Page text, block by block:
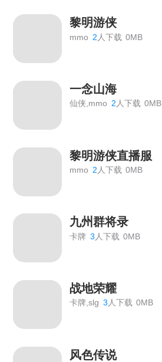
黎明游侠
mmo 2 人下载 0MB
一念山海
仙侠,mmo 2人下载 0MB
黎明游侠直播服
mmo 2 人下载 0MB
九州群将录
卡牌 3 人下载 0MB
战地荣耀
卡牌,slg 3人下载 0MB
风色传说